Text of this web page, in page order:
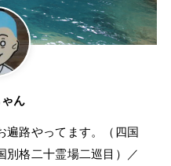
ん
遍路やってます。（四国
別格二十霊場二巡目）／